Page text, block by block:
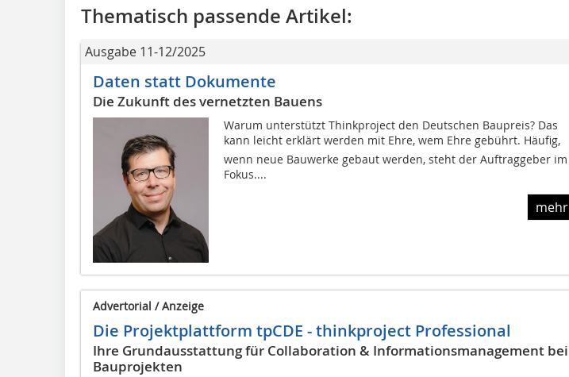
Thematisch passende Artikel:
Ausgabe 11-12/2025
Daten statt Dokumente
Die Zukunft des vernetzten Bauens
Warum unterstützt Thinkproject den Deutschen Baupreis? Das
kann leicht erklärt werden mit Ehre, wem Ehre gebührt. Häufig,
wenn neue Bauwerke gebaut werden, steht der Auftraggeber im
Fokus....
mehr
Advertorial / Anzeige
Die Projektplattform tpCDE - thinkproject Professional
Ihre Grundausstattung für Collaboration & Informationsmanagement bei
Bauprojekten